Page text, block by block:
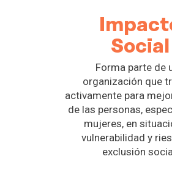
Social
Forma parte de
organización que
activamente para
de las personas,
mujeres, en
vulnerabilidad y
exclusión